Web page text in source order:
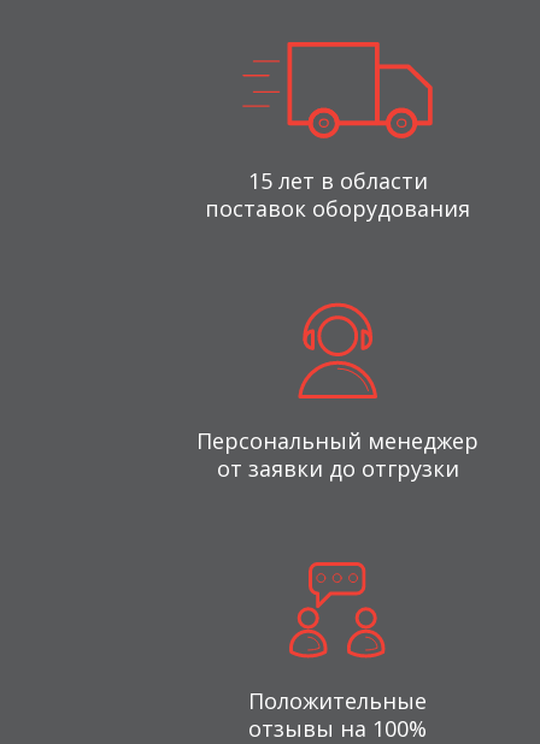
15 лет в области
поставок оборудования
Персональный менеджер
от заявки до отгрузки
Положительные
отзывы на 100%